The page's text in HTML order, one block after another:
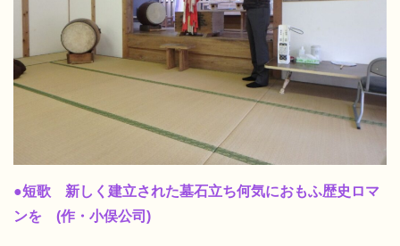
●短歌 新しく建立された墓石立ち何気におもふ歴史ロマ
ンを (作・小俣公司)